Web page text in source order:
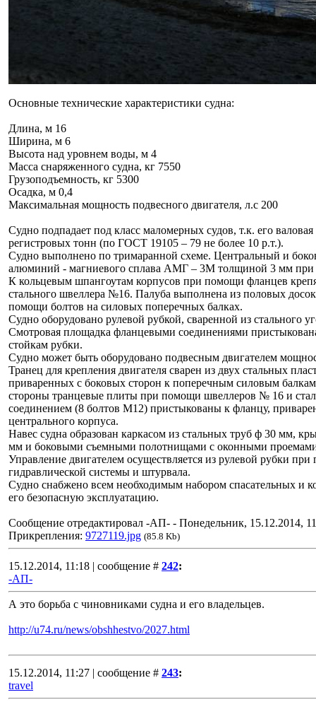
Основные технические характеристики судна:
Длина, м 16
Ширина, м 6
Высота над уровнем воды, м 4
Масса снаряженного судна, кг 7550
Грузоподъемность, кг 5300
Осадка, м 0,4
Максимальная мощность подвесного двигателя, л.с 200
Судно подпадает под класс маломерных судов, т.к. его валовая
регистровых тонн (по ГОСТ 19105 – 79 не более 10 р.т.).
Судно выполнено по тримаранной схеме. Центральный и
алюминий - магниевого сплава АМГ – 3М толщиной 3 мм при
К кольцевым шпангоутам корпусов при помощи фланцев
стального швеллера №16. Палуба выполнена из половых
помощи болтов на силовых поперечных балках.
Судно оборудовано рулевой рубкой, сваренной из стального
Смотровая площадка фланцевыми соединениями
стойкам рубки.
Судно может быть оборудовано подвесным двигателем
Транец для крепления двигателя сварен из двух стальных
приваренных с боковых сторон к поперечным силовым
стороны транцевые плиты при помощи швеллеров № 16 и
соединением (8 болтов М12) пристыкованы к фланцу,
центрального корпуса.
Навес судна образован каркасом из стальных труб ф 30 мм,
мм и боковыми съемными полотнищами с оконными
Управление двигателем осуществляется из рулевой рубки
гидравлической системы и штурвала.
Судно снабжено всем необходимым набором спасательных и
его безопасную эксплуатацию.
Сообщение отредактировал -АП- - Понедельник, 15.12.2014,
Прикрепления: 9727119.jpg (85.8 Kb)
15.12.2014, 11:18 | сообщение # 242:
-АП-
А это борьба с чиновниками судна и его владельцев.
http://u74.ru/news/obshhestvo/2027.html
15.12.2014, 11:27 | сообщение # 243:
travel